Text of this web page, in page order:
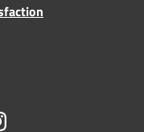
Instagram